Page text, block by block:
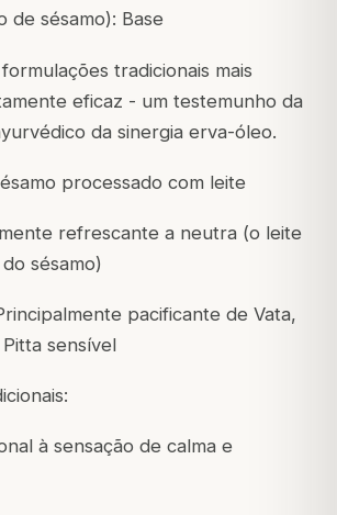
de sésamo): Base
tradicionais mais
eficaz - um testemunho da
da sinergia erva-óleo.
processado com leite
refrescante a neutra (o leite
sésamo)
pacificante de Vata,
sensível
à sensação de calma e